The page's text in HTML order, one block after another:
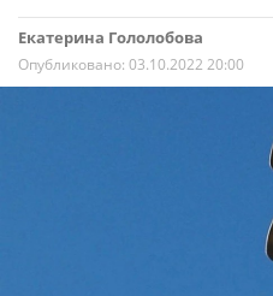
Екатерина Гололобова
Опубликовано: 03.10.2022 20:00